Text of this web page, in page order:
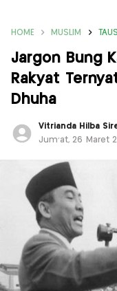
HOME MUSLIM
Jargon Bung
Rakyat
Dhuha
Vitrianda Hilba
Jum'at, 26 Maret